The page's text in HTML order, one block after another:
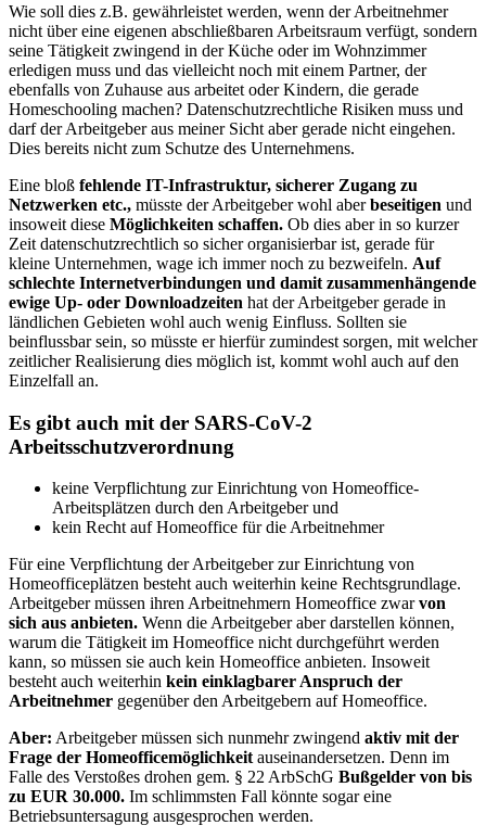
Wie soll dies z.B. gewährleistet werden, wenn der Arbeitnehmer
nicht über eine eigenen abschließbaren Arbeitsraum verfügt, sondern
seine Tätigkeit zwingend in der Küche oder im Wohnzimmer
erledigen muss und das vielleicht noch mit einem Partner, der
ebenfalls von Zuhause aus arbeitet oder Kindern, die gerade
Homeschooling machen? Datenschutzrechtliche Risiken muss und
darf der Arbeitgeber aus meiner Sicht aber gerade nicht eingehen.
Dies bereits nicht zum Schutze des Unternehmens.
Eine bloß fehlende IT-Infrastruktur, sicherer Zugang zu
Netzwerken etc., müsste der Arbeitgeber wohl aberbeseitigen und
insoweit diese Möglichkeiten schaffen. Ob dies aber in so kurzer
Zeit datenschutzrechtlich so sicher organisierbar ist, gerade für
kleine Unternehmen, wage ich immer noch zu bezweifeln. Auf
schlechte Internetverbindungen und damit zusammenhängende
ewige Up- oder Downloadzeiten hat der Arbeitgeber gerade in
ländlichen Gebieten wohl auch wenig Einfluss. Sollten sie
beinflussbar sein, so müsste er hierfür zumindest sorgen, mit welcher
zeitlicher Realisierung dies möglich ist, kommt wohl auch auf den
Einzelfall an.
Es gibt auch mit der SARS-CoV-2
Arbeitsschutzverordnung
keine Verpflichtung zur Einrichtung von Homeoffice-
Arbeitsplätzen durch den Arbeitgeber und
kein Recht auf Homeoffice für die Arbeitnehmer
Für eine Verpflichtung der Arbeitgeber zur Einrichtung von
Homeofficeplätzen besteht auch weiterhin keine Rechtsgrundlage.
Arbeitgeber müssen ihren Arbeitnehmern Homeoffice zwarvon
sich aus anbieten. Wenn die Arbeitgeber aber darstellen können,
warum die Tätigkeit im Homeoffice nicht durchgeführt werden
kann, so müssen sie auch kein Homeoffice anbieten. Insoweit
besteht auch weiterhin kein einklagbarer Anspruch der
Arbeitnehmer gegenüber den Arbeitgebern auf Homeoffice.
Aber: Arbeitgeber müssen sich nunmehr zwingend aktiv mit der
Frage der Homeofficemöglichkeit auseinandersetzen. Denn im
Falle des Verstoßes drohen gem. § 22 ArbSchG Bußgelder von bis
zu EUR 30.000. Im schlimmsten Fall könnte sogar eine
Betriebsuntersagung ausgesprochen werden.